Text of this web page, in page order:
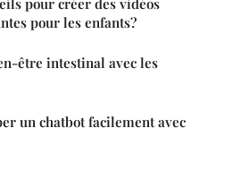
pour créer des vidéos
pour les enfants?
être intestinal avec les
un chatbot facilement avec